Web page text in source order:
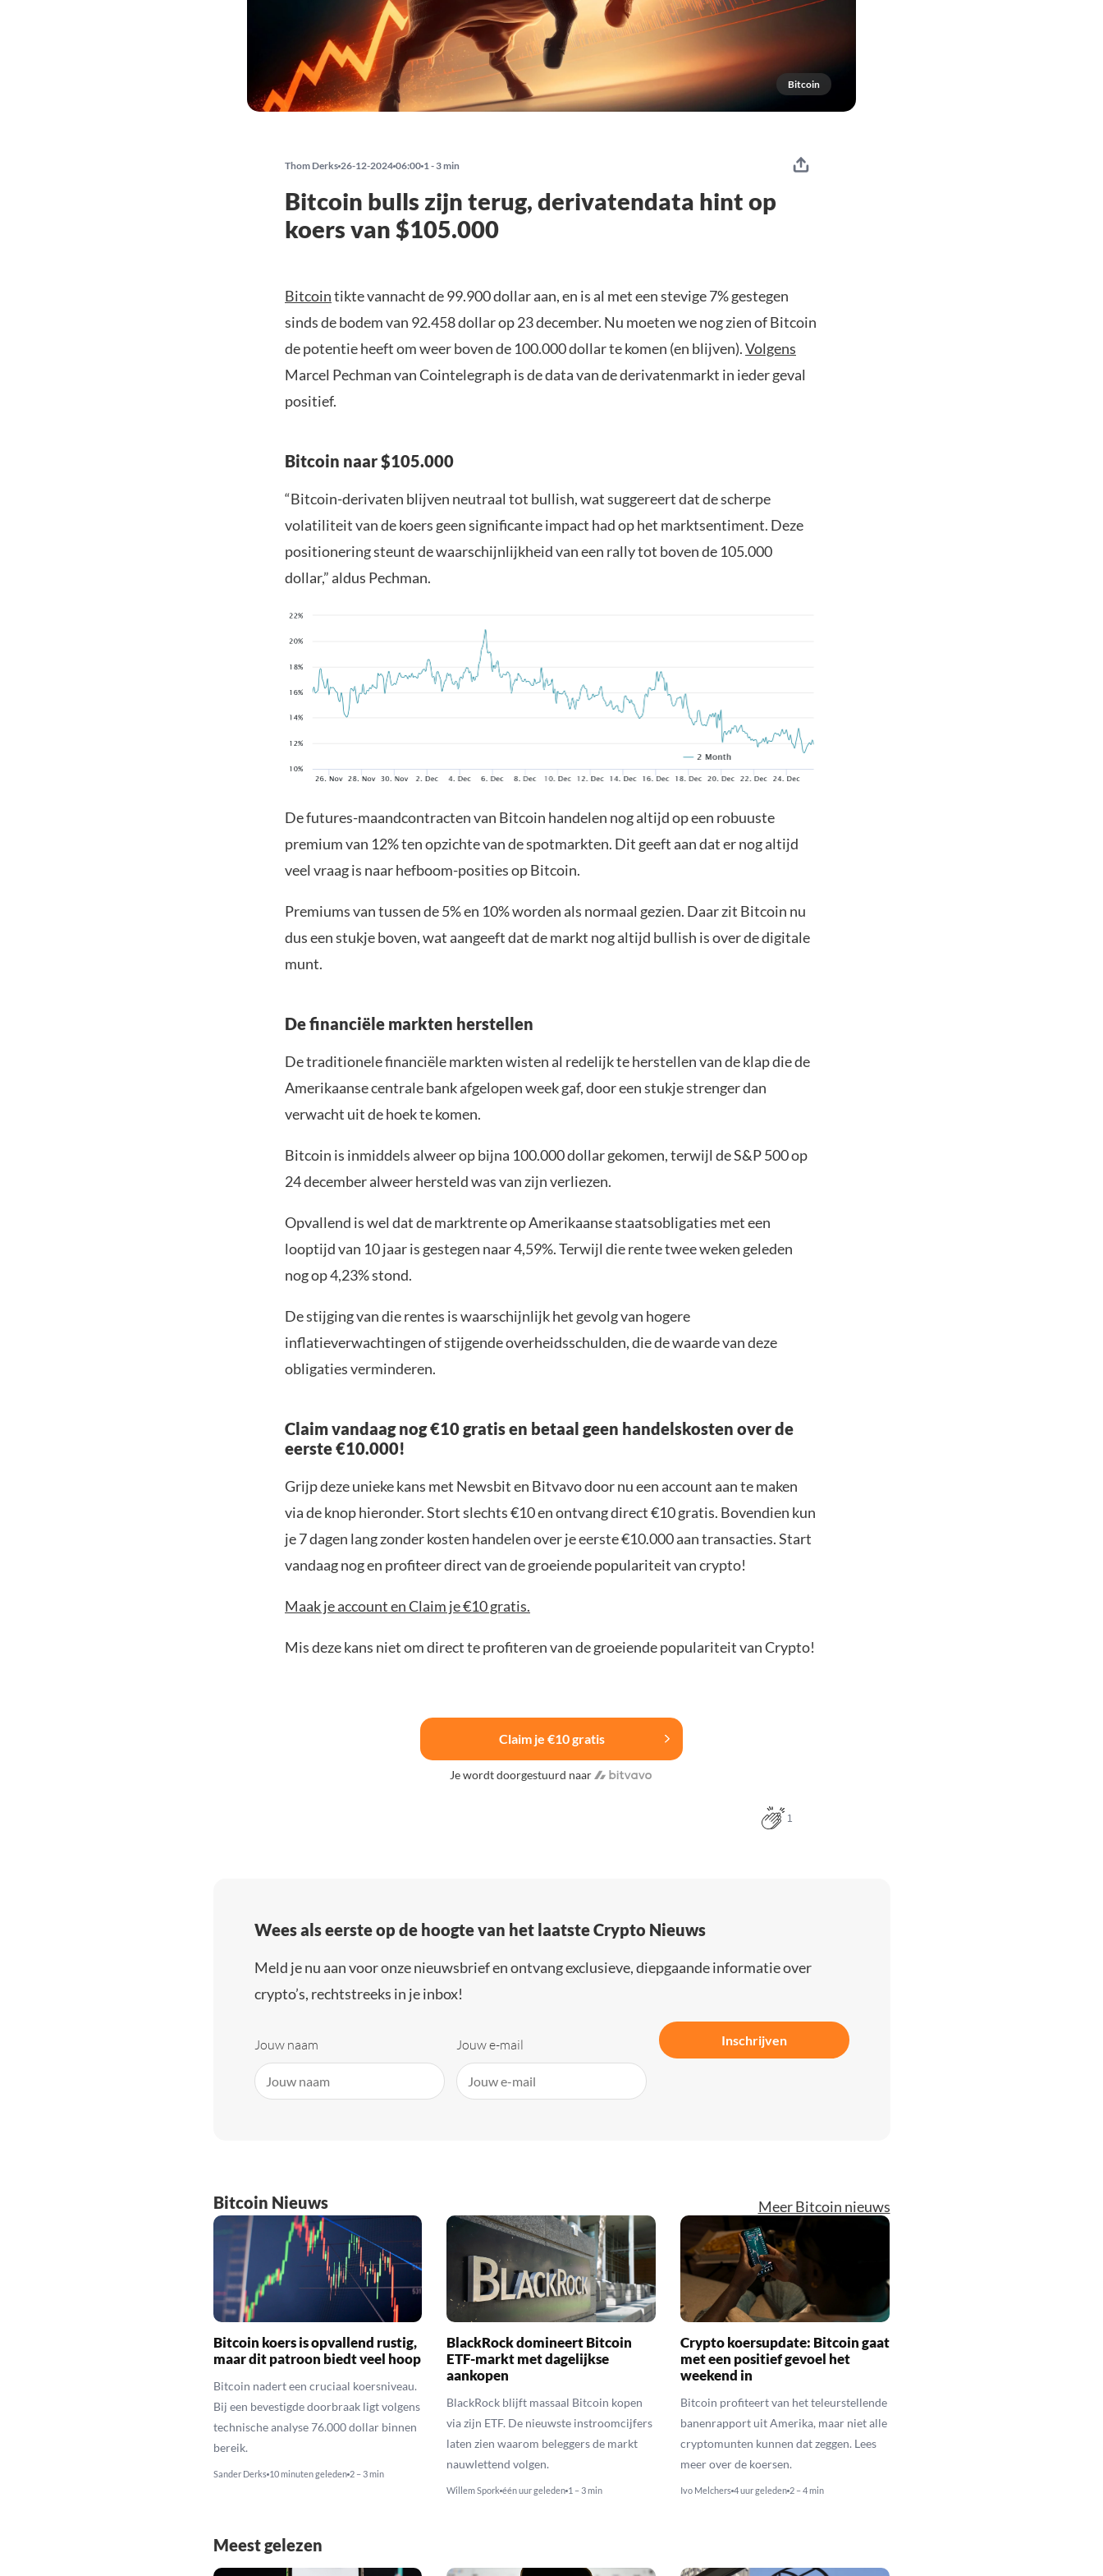
Bitcoin
Thom Derks 26-12-2024 06:00 1 - 3 min
Bitcoin bulls zijn terug, derivatendata hint op
koers van $105.000
Bitcointikte vannacht de 99.900 dollar aan, en is al met een stevige 7% gestegen
sinds de bodem van 92.458 dollar op 23 december. Nu moeten we nog zien of Bitcoin
de potentie heeft om weer boven de 100.000 dollar te komen (en blijven).Volgens
Marcel Pechman van Cointelegraph is de data van de derivatenmarkt in ieder geval
positief.
Bitcoin naar $105.000
“Bitcoin-derivaten blijven neutraal tot bullish, wat suggereert dat de scherpe
volatiliteit van de koers geen significante impact had op het marktsentiment. Deze
positionering steunt de waarschijnlijkheid van een rally tot boven de 105.000
dollar,” aldus Pechman.
De futures-maandcontracten van Bitcoin handelen nog altijd op een robuuste
premium van 12% ten opzichte van de spotmarkten. Dit geeft aan dat er nog altijd
veel vraag is naar hefboom-posities op Bitcoin.
Premiums van tussen de 5% en 10% worden als normaal gezien. Daar zit Bitcoin nu
dus een stukje boven, wat aangeeft dat de markt nog altijd bullish is over de digitale
munt.
De financiële markten herstellen
De traditionele financiële markten wisten al redelijk te herstellen van de klap die de
Amerikaanse centrale bank afgelopen week gaf, door een stukje strenger dan
verwacht uit de hoek te komen.
Bitcoin is inmiddels alweer op bijna 100.000 dollar gekomen, terwijl de S&P 500 op
24 december alweer hersteld was van zijn verliezen.
Opvallend is wel dat de marktrente op Amerikaanse staatsobligaties met een
looptijd van 10 jaar is gestegen naar 4,59%. Terwijl die rente twee weken geleden
nog op 4,23% stond.
De stijging van die rentes is waarschijnlijk het gevolg van hogere
inflatieverwachtingen of stijgende overheidsschulden, die de waarde van deze
obligaties verminderen.
Claim vandaag nog €10 gratis en betaal geen handelskosten over de
eerste €10.000!
Grijp deze unieke kans met Newsbit en Bitvavo door nu een account aan te maken
via de knop hieronder. Stort slechts €10 en ontvang direct €10 gratis. Bovendien kun
je 7 dagen lang zonder kosten handelen over je eerste €10.000 aan transacties. Start
vandaag nog en profiteer direct van de groeiende populariteit van crypto!
Maak je account en Claim je €10 gratis.
Mis deze kans niet om direct te profiteren van de groeiende populariteit van Crypto!
Claim je €10 gratis
Je wordt doorgestuurd naar
1
Wees als eerste op de hoogte van het laatste Crypto Nieuws
Meld je nu aan voor onze nieuwsbrief en ontvang exclusieve, diepgaande informatie over
crypto’s, rechtstreeks in je inbox!
Jouw naam Jouw e-mail Inschrijven
Bitcoin Nieuws Meer Bitcoin nieuws
Bitcoin koers is opvallend rustig,
maar dit patroon biedt veel hoop
Bitcoin nadert een cruciaal koersniveau.
Bij een bevestigde doorbraak ligt volgens
technische analyse 76.000 dollar binnen
bereik.
Sander Derks 10 minuten geleden 2 – 3 min
BlackRock domineert Bitcoin
ETF-markt met dagelijkse
aankopen
BlackRock blijft massaal Bitcoin kopen
via zijn ETF. De nieuwste instroomcijfers
laten zien waarom beleggers de markt
nauwlettend volgen.
Willem Spork één uur geleden 1 – 3 min
Crypto koersupdate: Bitcoin gaat
met een positief gevoel het
weekend in
Bitcoin profiteert van het teleurstellende
banenrapport uit Amerika, maar niet alle
cryptomunten kunnen dat zeggen. Lees
meer over de koersen.
Ivo Melchers 4 uur geleden 2 – 4 min
Meest gelezen